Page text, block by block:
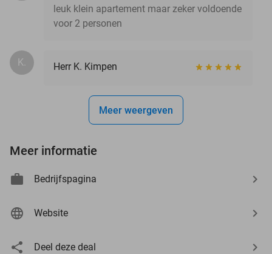
leuk klein apartement maar zeker voldoende
voor 2 personen
K. Herr K. Kimpen
Meer weergeven
Meer informatie
Bedrijfspagina
Website
Deel deze deal